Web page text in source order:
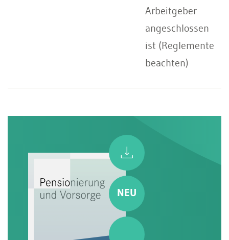
Arbeitgeber
angeschlossen
ist (Reglemente
beachten)